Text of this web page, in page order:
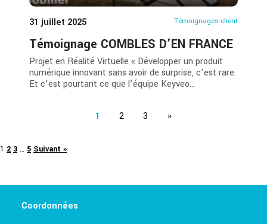
31 juillet 2025 Témoignages client
Témoignage COMBLES D’EN FRANCE
Projet en Réalité Virtuelle « Développer un produit
numérique innovant sans avoir de surprise, c’est rare.
Et c’est pourtant ce que l’équipe Keyveo...
1 2 3 »
1 2 3 … 5 Suivant »
Coordonnées